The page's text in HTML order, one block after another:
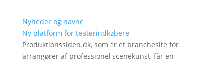
Nyheder og navne
Ny platform for teaterindkøbere
Produktionssiden.dk, som er et branchesite for
arrangører af professionel scenekunst, får en